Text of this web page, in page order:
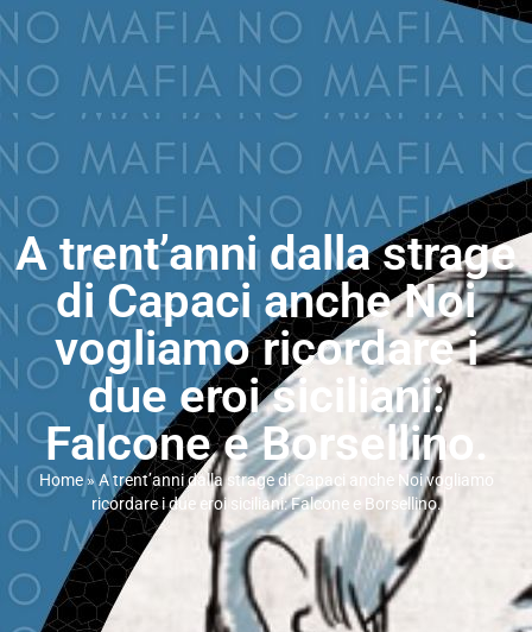
A trent’anni dalla strage
di Capaci anche Noi
vogliamo ricordare i
due eroi siciliani:
Falcone e Borsellino.
Home»A trent’anni dalla strage di Capaci anche Noi vogliamo
ricordare i due eroi siciliani: Falcone e Borsellino.